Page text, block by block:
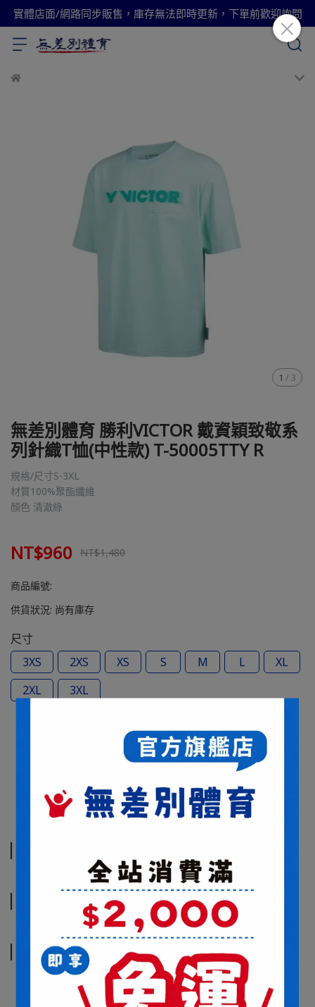
實體店面/網路同步販售，庫存無法即時更新，下單前歡迎詢問
1 / 3
無差別體育 勝利VICTOR 戴資穎致敬系
列針織T恤(中性款) T-50005TTY R
規格/尺寸S-3XL
材質100%聚酯纖維
顏色 清澈綠
NT$960 NT$1,480
商品編號:
供貨狀況: 尚有庫存
尺寸
3XS
2XS XS S M L
XL
2XL
3XL
商品介紹 規格說明 運送方式
運送方式